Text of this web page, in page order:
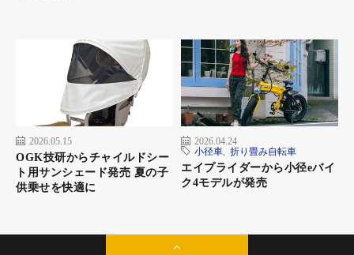
2026.05.15
OGK技研からチャイルドシー
ト用サンシェード発売 夏の子
供乗せを快適に
2026.04.24
小径車
折り畳み自転車
エイプライダーから小径eバイ
ク4モデルが発売